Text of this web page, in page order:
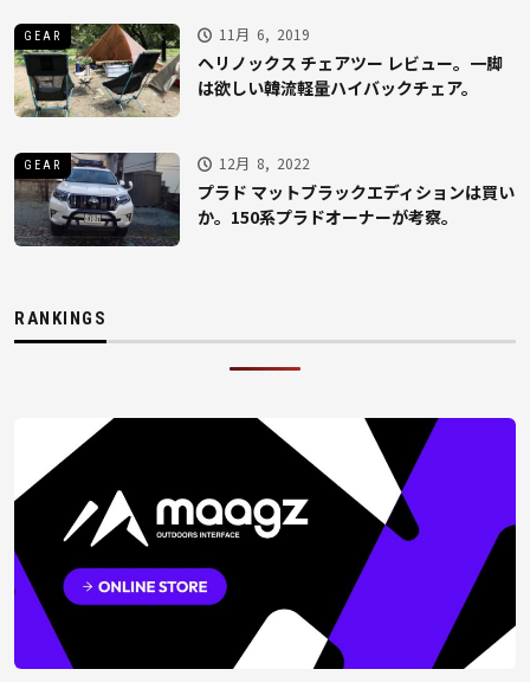
GEAR 11月 6, 2019
ヘリノックス チェアツー レビュー。一脚
は欲しい韓流軽量ハイバックチェア。
GEAR 12月 8, 2022
プラド マットブラックエディションは買い
か。150系プラドオーナーが考察。
RANKINGS